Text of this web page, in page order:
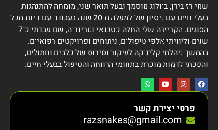
שמי רז בירן, ביולוג מוסמך ובעל תואר שני, מומחה להתנהגות
בעלי חיים עם ניסיון של למעלה מ־20 שנה בעבודה עם חיות מכל
הסוגים. הקריירה שלי החלה כטכנאי וטרינריה, שם עבדתי כ־7
שנים וליוויתי אלפי טיפולים, ניתוחים ופרויקטים רפואיים.
בהמשך ניהלתי קליניקה לעיקור וסירוס של כלבים וחתולים,
והפכתי לדמות מוכרת בתחומי הרווחה והטיפול בבעלי חיים.
פרטי יצירת קשר
razsnakes@gmail.com